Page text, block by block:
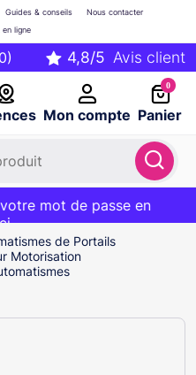
Mon compte
Guides & conseils
Nous contacter
en ligne
0
Panier
OFFERT sur votre panier
avec le codeBIENVENUE
mot de passe en
de Portails
Motorisation